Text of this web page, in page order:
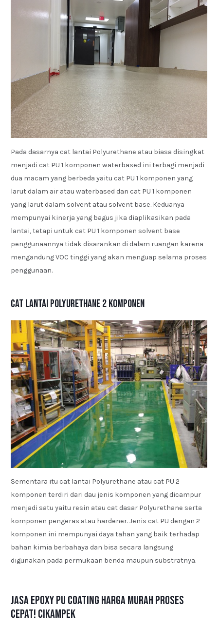
Pada dasarnya cat lantai Polyurethane atau biasa disingkat
menjadi cat PU 1 komponen waterbased ini terbagi menjadi
dua macam yang berbeda yaitu cat PU 1 komponen yang
larut dalam air atau waterbased dan cat PU 1 komponen
yang larut dalam solvent atau solvent base. Keduanya
mempunyai kinerja yang bagus jika diaplikasikan pada
lantai, tetapi untuk cat PU 1 komponen solvent base
penggunaannya tidak disarankan di dalam ruangan karena
mengandung VOC tinggi yang akan menguap selama proses
penggunaan.
Cat Lantai Polyurethane 2 Komponen
Sementara itu cat lantai Polyurethane atau cat PU 2
komponen terdiri dari dau jenis komponen yang dicampur
menjadi satu yaitu resin atau cat dasar Polyurethane serta
komponen pengeras atau hardener. Jenis cat PU dengan 2
komponen ini mempunyai daya tahan yang baik terhadap
bahan kimia berbahaya dan bisa secara langsung
digunakan pada permukaan benda maupun substratnya.
Jasa Epoxy PU Coating Harga Murah Proses
Cepat! Cikampek